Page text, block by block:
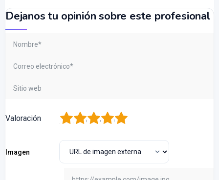
Dejanos tu opinión sobre este profesional
Valoración 5
4
3
2
Imagen